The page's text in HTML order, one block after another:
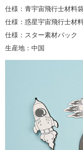
仕様：青宇宙飛行士材料
仕様：惑星宇宙飛行士材
仕様：スター素材パック
生産地：中国